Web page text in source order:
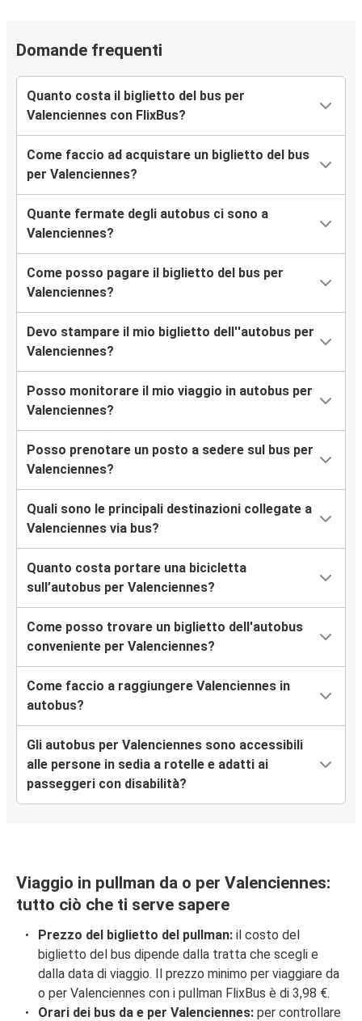
Domande frequenti
Quanto costa il biglietto del bus per
Valenciennes con FlixBus?
Come faccio ad acquistare un biglietto del bus
per Valenciennes?
Quante fermate degli autobus ci sono a
Valenciennes?
Come posso pagare il biglietto del bus per
Valenciennes?
Devo stampare il mio biglietto dell''autobus per
Valenciennes?
Posso monitorare il mio viaggio in autobus per
Valenciennes?
Posso prenotare un posto a sedere sul bus per
Valenciennes?
Quali sono le principali destinazioni collegate a
Valenciennes via bus?
Quanto costa portare una bicicletta
sull’autobus per Valenciennes?
Come posso trovare un biglietto dell'autobus
conveniente per Valenciennes?
Come faccio a raggiungere Valenciennes in
autobus?
Gli autobus per Valenciennes sono accessibili
alle persone in sedia a rotelle e adatti ai
passeggeri con disabilità?
Viaggio in pullman da o per Valenciennes:
tutto ciò che ti serve sapere
Prezzo del biglietto del pullman: il costo del
biglietto del bus dipende dalla tratta che scegli e
dalla data di viaggio. Il prezzo minimo per viaggiare da
o per Valenciennes con i pullman FlixBus è di 3,98 €.
Orari dei bus da e per Valenciennes: per controllare